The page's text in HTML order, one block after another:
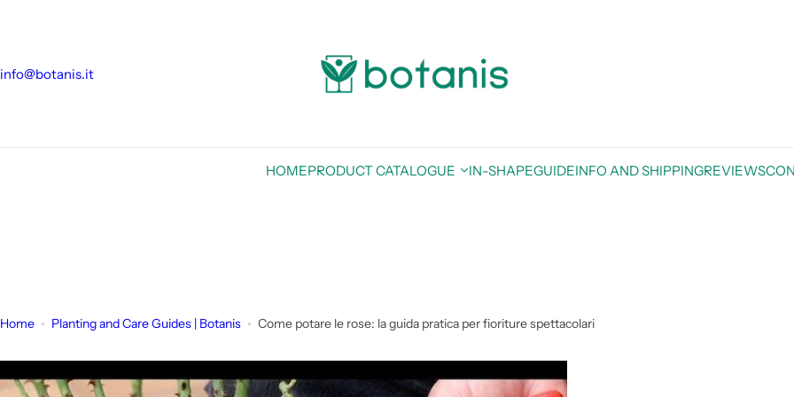
info@botanis.it
HOMEPRODUCT CATALOGUE IN-SHAPEGUIDEINFO AND SHIPPINGREVIEWS
Home Planting and Care Guides | Botanis Come potare le rose: la guida pratica per fioriture spettacolari
p